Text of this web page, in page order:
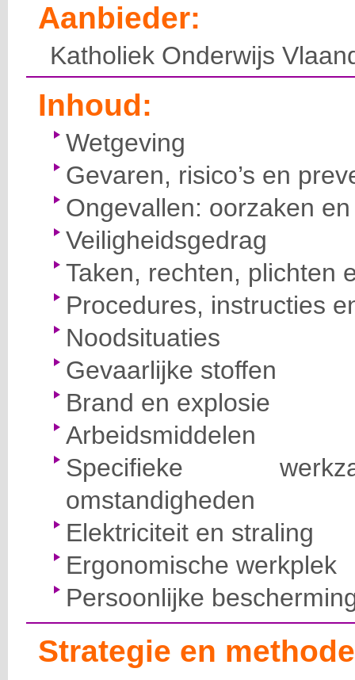
Aanbieder:
Katholiek Onderwijs
Inhoud:
Wetgeving
Gevaren, risico’s en
Ongevallen: oorzaken
Veiligheidsgedrag
Taken, rechten, plichten
Procedures, instructies
Noodsituaties
Gevaarlijke stoffen
Brand en explosie
Arbeidsmiddelen
Specifieke
omstandigheden
Elektriciteit en straling
Ergonomische werkplek
Persoonlijke
Strategie en